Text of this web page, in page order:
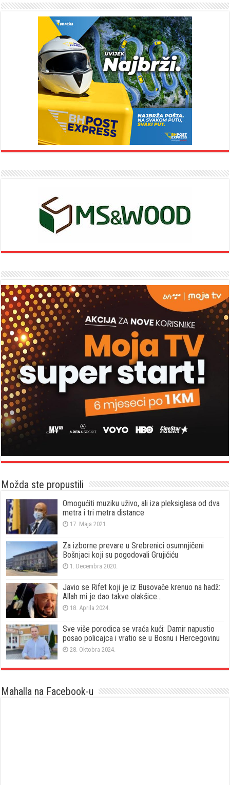
Možda ste propustili
Omogućiti muziku uživo, ali iza pleksiglasa od dva
metra i tri metra distance
17. Maja 2021.
Za izborne prevare u Srebrenici osumnjičeni
Bošnjaci koji su pogodovali Grujičiću
1. Decembra 2020.
Javio se Rifet koji je iz Busovače krenuo na hadž:
Allah mi je dao takve olakšice…
18. Aprila 2024.
Sve više porodica se vraća kući: Damir napustio
posao policajca i vratio se u Bosnu i Hercegovinu
28. Oktobra 2024.
Mahalla na Facebook-u